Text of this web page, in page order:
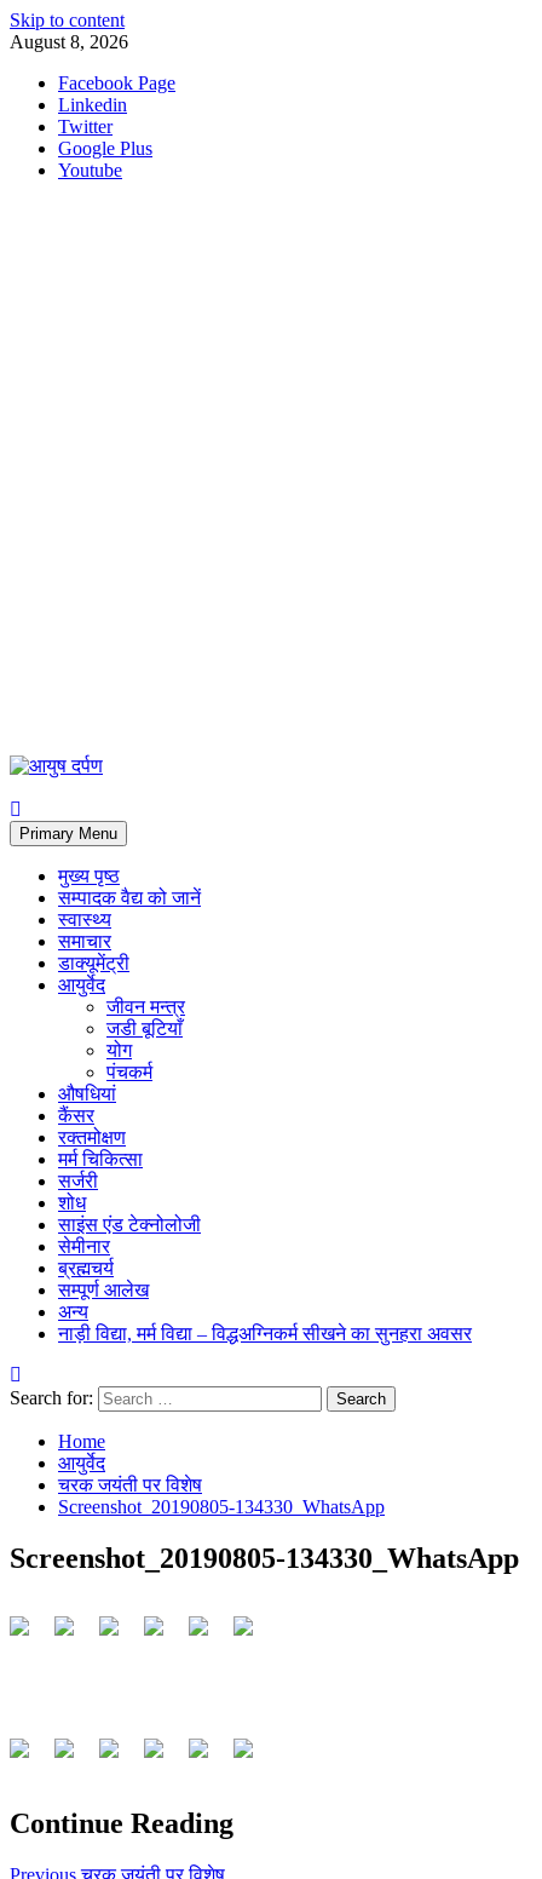
Skip to content
August 8, 2026
Facebook Page
Linkedin
Twitter
Google Plus
Youtube
Primary Menu
मुख्य पृष्ठ
सम्पादक वैद्य को जानें
स्वास्थ्य
समाचार
डाक्यूमेंट्री
आयुर्वेद
जीवन मन्त्र
जडी बूटियाँ
योग
पंचकर्म
औषधियां
कैंसर
रक्तमोक्षण
मर्म चिकित्सा
सर्जरी
शोध
साइंस एंड टेक्नोलोजी
सेमीनार
ब्रह्मचर्य
सम्पूर्ण आलेख
अन्य
नाड़ी विद्या, मर्म विद्या – विद्धअग्निकर्म सीखने का सुनहरा अवसर
Search for:
Home
आयुर्वेद
चरक जयंती पर विशेष
Screenshot_20190805-134330_WhatsApp
Screenshot_20190805-134330_WhatsApp
Continue Reading
Previousचरक जयंती पर विशेष